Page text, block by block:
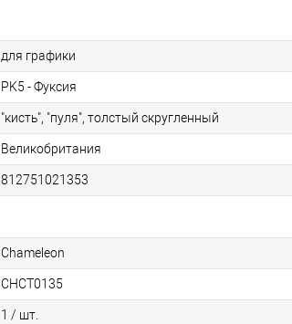
для графики
PK5 - Фуксия
"кисть", "пуля", толстый скругленный
Великобритания
812751021353
Chameleon
CHCT0135
1 / шт.